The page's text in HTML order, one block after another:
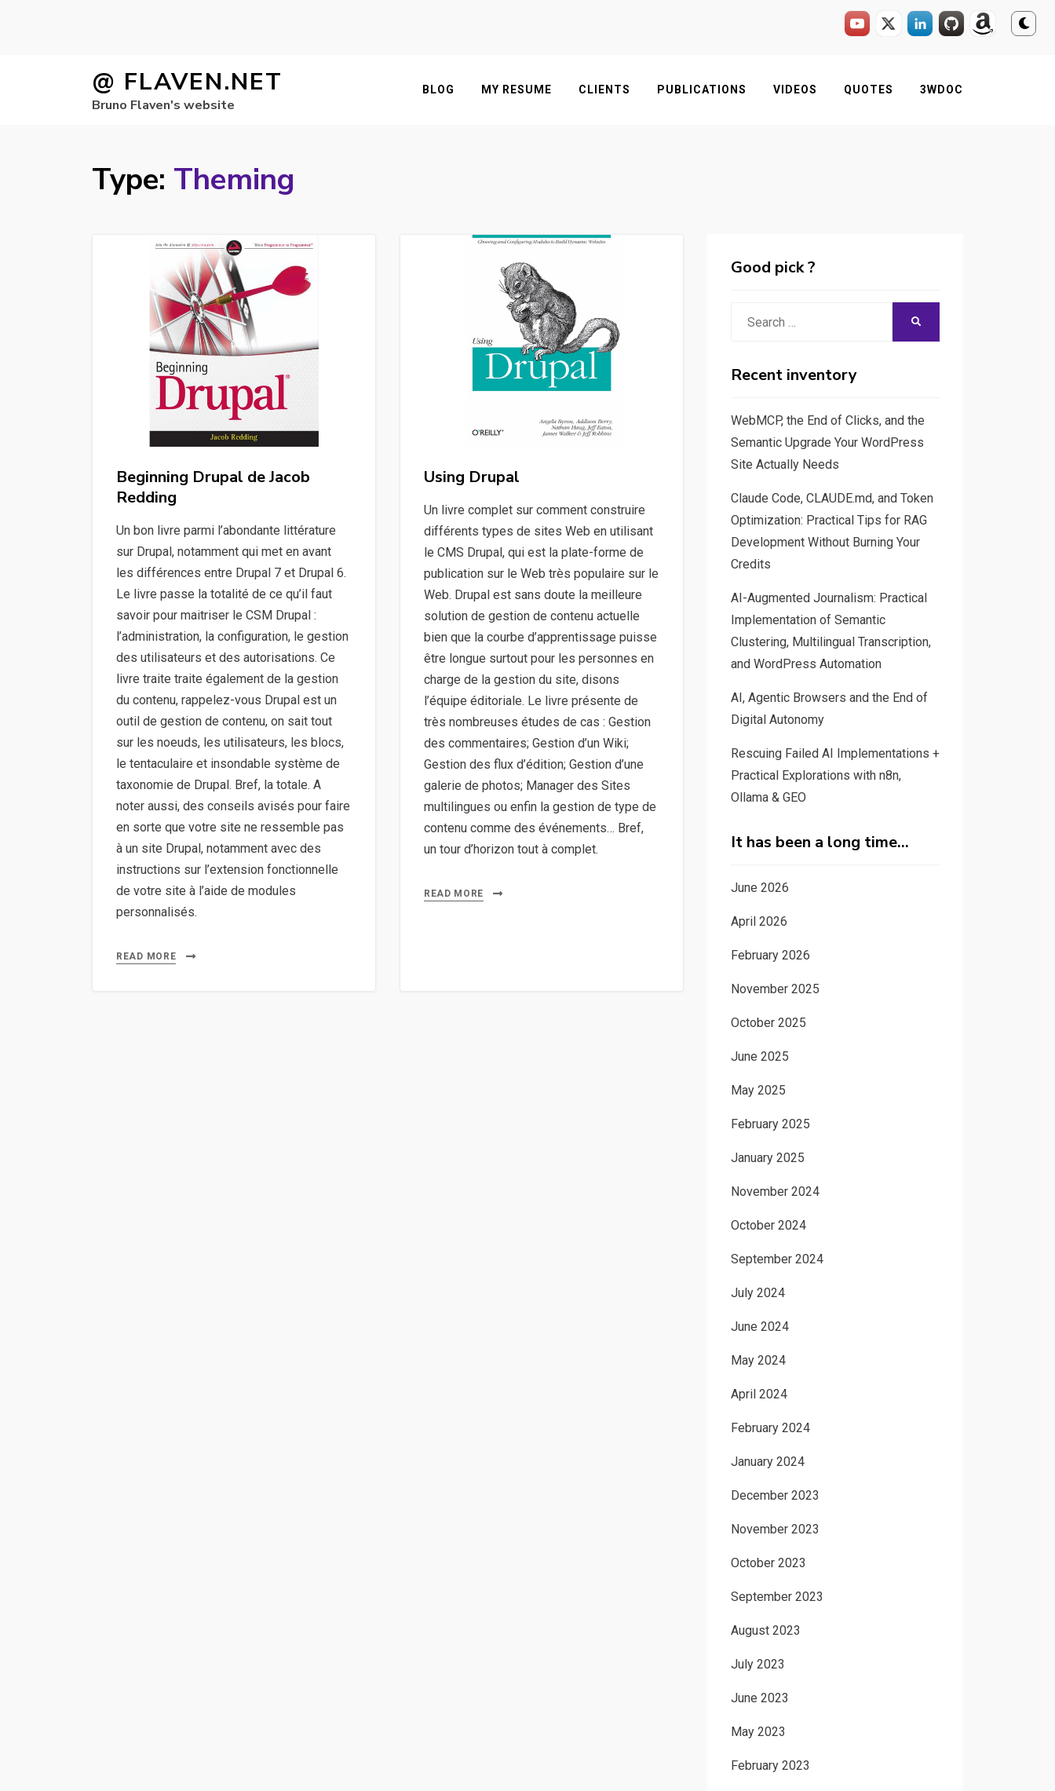
@ FLAVEN.NET
Bruno Flaven's website
BLOG MY RESUME CLIENTS PUBLICATIONS VIDEOS QUOTES 3WDOC
Type: Theming
Beginning Drupal de Jacob
Redding
Un bon livre parmi l’abondante littérature
sur Drupal, notamment qui met en avant
les différences entre Drupal 7 et Drupal 6.
Le livre passe la totalité de ce qu’il faut
savoir pour maitriser le CSM Drupal :
l’administration, la configuration, le gestion
des utilisateurs et des autorisations. Ce
livre traite traite également de la gestion
du contenu, rappelez-vous Drupal est un
outil de gestion de contenu, on sait tout
sur les noeuds, les utilisateurs, les blocs,
le tentaculaire et insondable système de
taxonomie de Drupal. Bref, la totale. A
noter aussi, des conseils avisés pour faire
en sorte que votre site ne ressemble pas
à un site Drupal, notamment avec des
instructions sur l’extension fonctionnelle
de votre site à l’aide de modules
personnalisés.
READ MORE
Using Drupal
Un livre complet sur comment construire
différents types de sites Web en utilisant
le CMS Drupal, qui est la plate-forme de
publication sur le Web très populaire sur le
Web. Drupal est sans doute la meilleure
solution de gestion de contenu actuelle
bien que la courbe d’apprentissage puisse
être longue surtout pour les personnes en
charge de la gestion du site, disons
l’équipe éditoriale. Le livre présente de
très nombreuses études de cas : Gestion
des commentaires; Gestion d’un Wiki;
Gestion des flux d’édition; Gestion d’une
galerie de photos; Manager des Sites
multilingues ou enfin la gestion de type de
contenu comme des événements… Bref,
un tour d’horizon tout à complet.
READ MORE
Good pick ?
Recent inventory
WebMCP, the End of Clicks, and the
Semantic Upgrade Your WordPress
Site Actually Needs
Claude Code, CLAUDE.md, and Token
Optimization: Practical Tips for RAG
Development Without Burning Your
Credits
AI-Augmented Journalism: Practical
Implementation of Semantic
Clustering, Multilingual Transcription,
and WordPress Automation
AI, Agentic Browsers and the End of
Digital Autonomy
Rescuing Failed AI Implementations +
Practical Explorations with n8n,
Ollama & GEO
It has been a long time…
June 2026
April 2026
February 2026
November 2025
October 2025
June 2025
May 2025
February 2025
January 2025
November 2024
October 2024
September 2024
July 2024
June 2024
May 2024
April 2024
February 2024
January 2024
December 2023
November 2023
October 2023
September 2023
August 2023
July 2023
June 2023
May 2023
February 2023